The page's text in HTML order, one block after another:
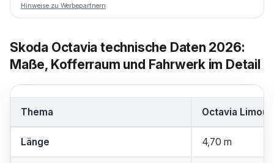
Hinweise zu Werbepartnern
Skoda Octavia technische Daten 2026:
Maße, Kofferraum und Fahrwerk im Detail
Thema Octavia
Länge 4,70 m